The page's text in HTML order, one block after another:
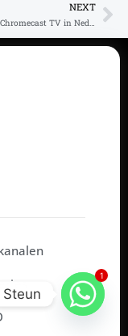
NEXT
5 Beste IPTV Chromecast TV in Nederland
1
Steun